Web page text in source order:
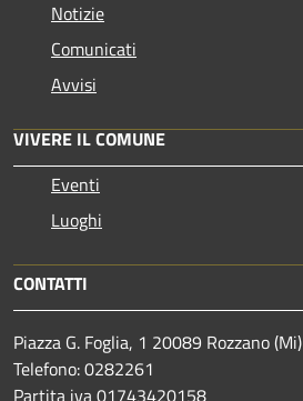
Notizie
Comunicati
Avvisi
VIVERE IL COMUNE
Eventi
Luoghi
CONTATTI
Piazza G. Foglia, 1 20089 Rozzano (Mi)
Telefono: 0282261